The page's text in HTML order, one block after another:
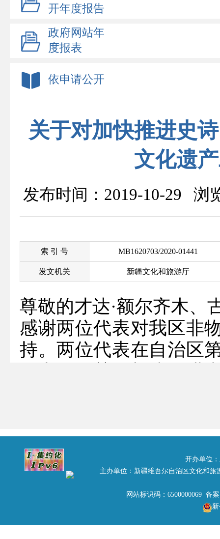
开年度报告
政府网站年
度报表
依申请公开
关于对加快推进史
文化遗​
发布时间：2019-10-29 浏
索 引 号 MB1620703/2020-01441
发文机关 新疆文化和旅游厅
尊敬的才达·额尔齐木、
感谢两位代表对我区非
持。两位代表在自治区
一、 开展保护工作情况
（一）积极推动名录体
一，是中华优秀传统文
家级非物质文化遗产
录。
开办单位
主办单位：新疆维吾尔自治区文化和
网站标识码：6500000069 备